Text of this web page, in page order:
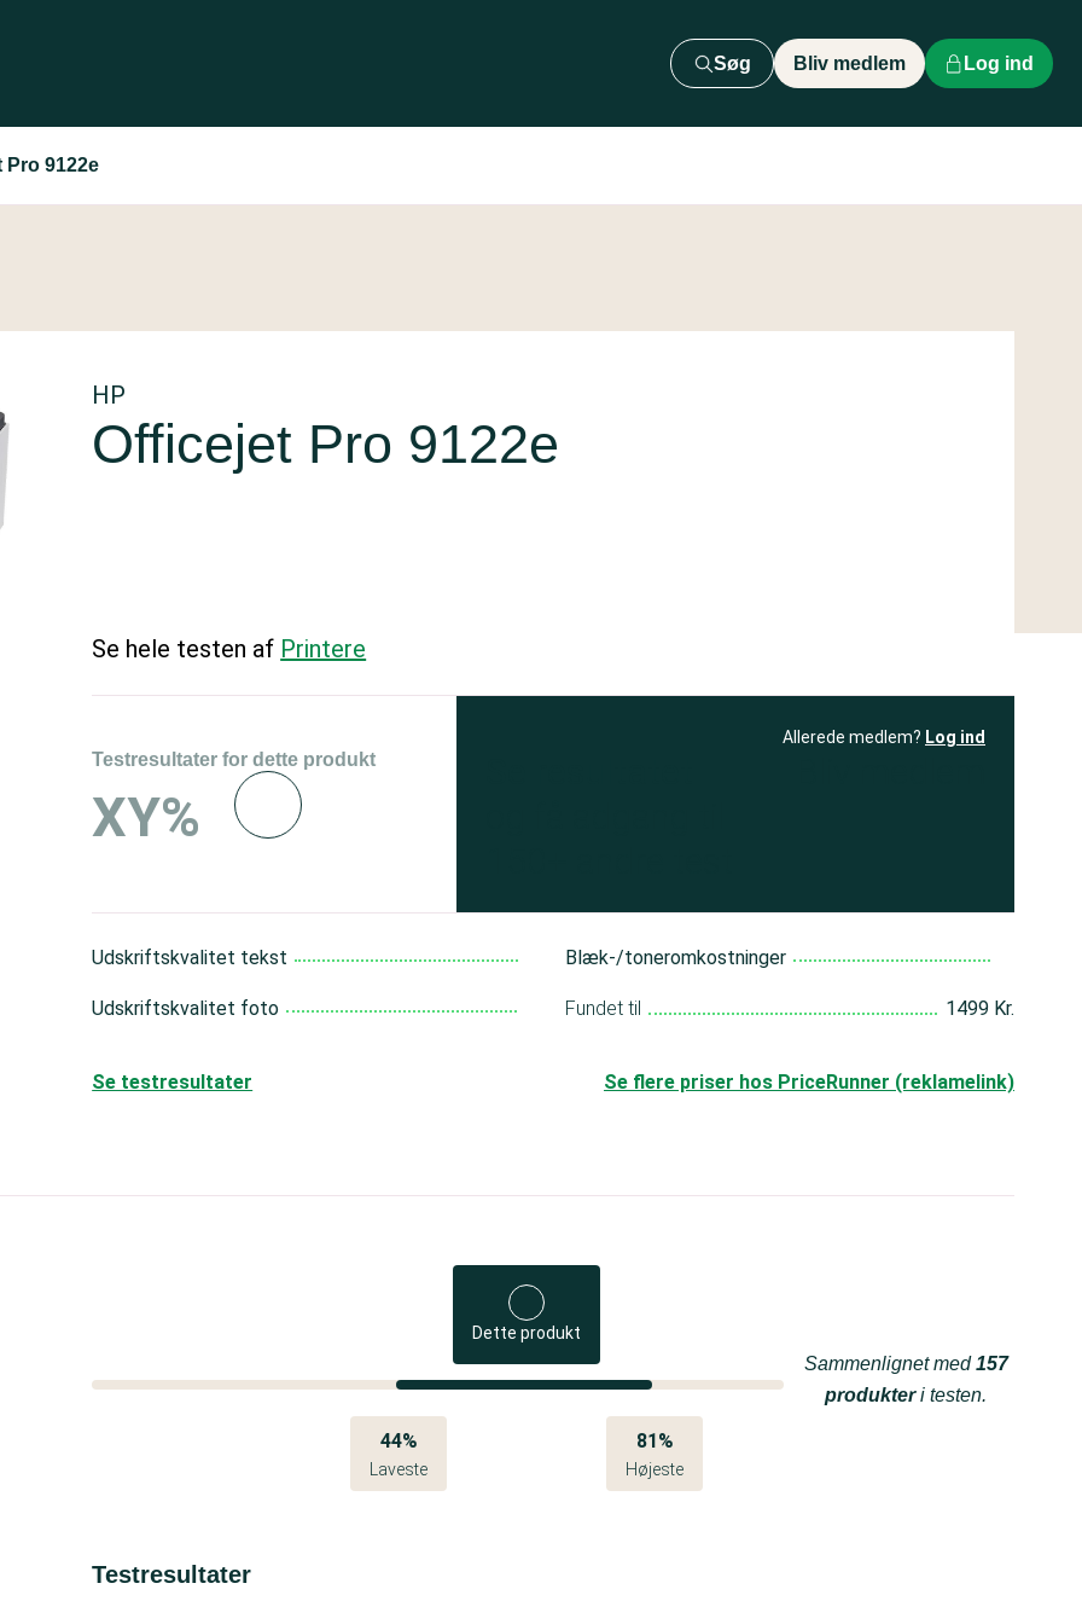
Søg Bliv medlem Log ind
Pro 9122e
HP
Officejet Pro 9122e
Se hele testen af Printere
Testresultater for dette produkt
XY%
Allerede medlem? Log ind
Udskriftskvalitet tekst
Udskriftskvalitet foto
Blæk-/toneromkostninger
Fundet til 1499 Kr.
Se flere priser hos PriceRunner (reklamelink)
Se testresultater
Dette produkt
44%
Laveste
81%
Højeste
Sammenlignet med157
produkteri testen.
Testresultater